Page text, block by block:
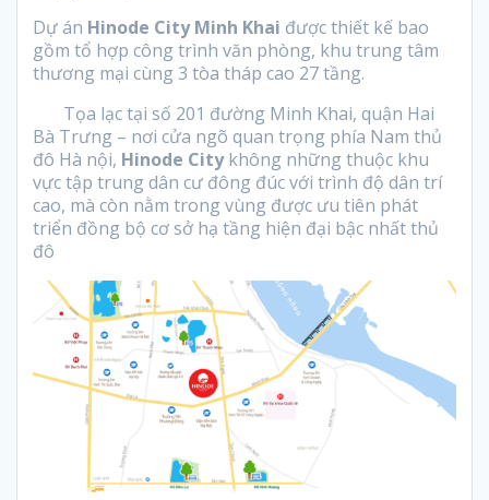
Dự án Hinode City Minh Khai được thiết kế bao
gồm tổ hợp công trình văn phòng, khu trung tâm
thương mại cùng 3 tòa tháp cao 27 tầng.
Tọa lạc tại số 201 đường Minh Khai, quận Hai
Bà Trưng – nơi cửa ngõ quan trọng phía Nam thủ
đô Hà nội, Hinode Citykhông những thuộc khu
vực tập trung dân cư đông đúc với trình độ dân trí
cao, mà còn nằm trong vùng được ưu tiên phát
triển đồng bộ cơ sở hạ tầng hiện đại bậc nhất thủ
đô